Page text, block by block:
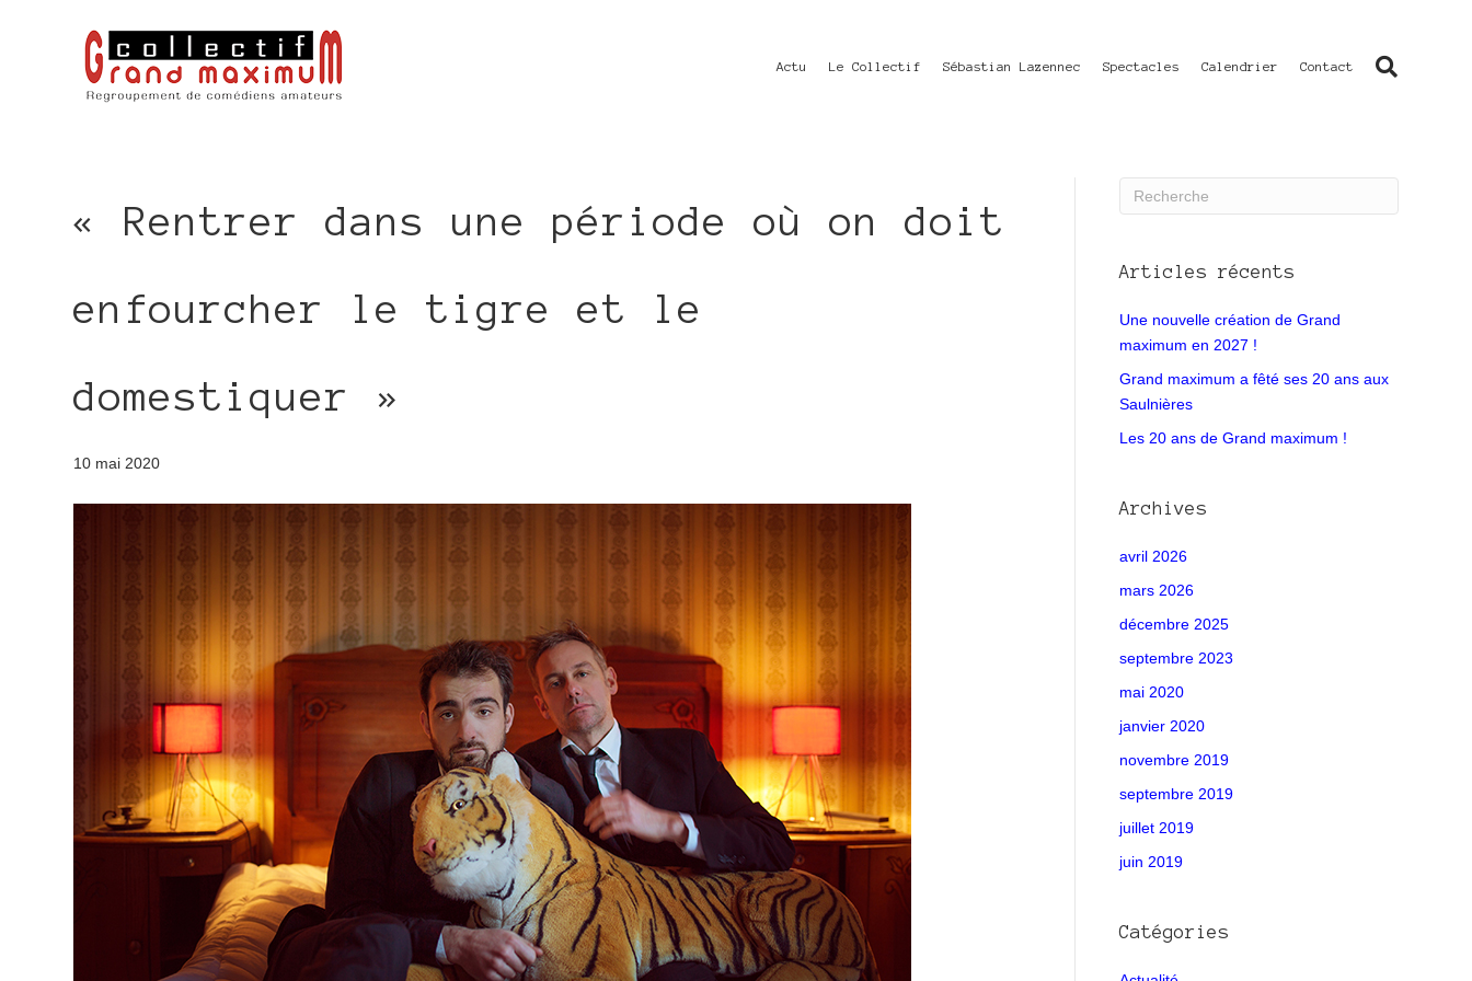
Actu Le Collectif Sébastian Lazennec Spectacles Calendrier Contact
« Rentrer dans une période où on doit
enfourcher le tigre et le
domestiquer »
10 mai 2020
Articles récents
Une nouvelle création de Grand
maximum en 2027 !
Grand maximum a fêté ses 20 ans aux
Saulnières
Les 20 ans de Grand maximum !
Archives
avril 2026
mars 2026
décembre 2025
septembre 2023
mai 2020
janvier 2020
novembre 2019
septembre 2019
juillet 2019
juin 2019
Catégories